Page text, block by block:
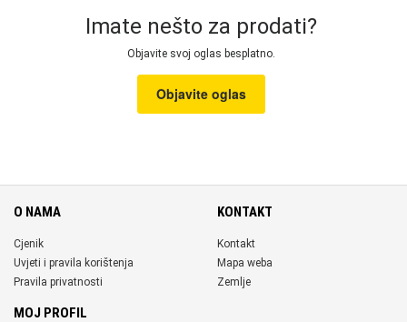
Imate nešto za prodati?
Objavite svoj oglas besplatno.
Objavite oglas
O NAMA
Cjenik
Uvjeti i pravila korištenja
Pravila privatnosti
KONTAKT
Kontakt
Mapa weba
Zemlje
MOJ PROFIL